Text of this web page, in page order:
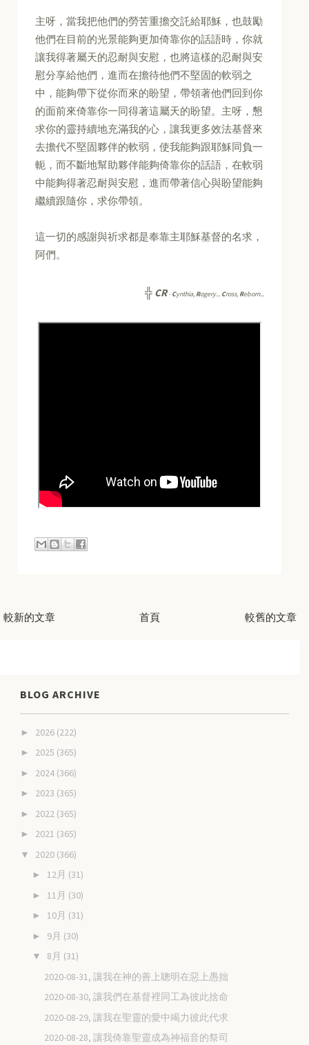
主呀，當我把他們的勞苦重擔交託給耶穌，也鼓勵
他們在目前的光景能夠更加倚靠你的話語時，你就
讓我得著屬天的忍耐與安慰，也將這樣的忍耐與安
慰分享給他們，進而在擔待他們不堅固的軟弱之
中，能夠帶下從你而來的盼望，帶領著他們回到你
的面前來倚靠你一同得著這屬天的盼望。主呀，懇
求你的靈持續地充滿我的心，讓我更多效法基督來
去擔代不堅固夥伴的軟弱，使我能夠跟耶穌同負一
軛，而不斷地幫助夥伴能夠倚靠你的話語，在軟弱
中能夠得著忍耐與安慰，進而帶著信心與盼望能夠
繼續跟隨你，求你帶領。
這一切的感謝與祈求都是奉靠主耶穌基督的名求，
阿們。
╬ CR-Cynthia, Rogery... Cross, Reborn...
較新的文章 較舊的文章
首頁
BLOG ARCHIVE
► 2026 (222)
► 2025 (365)
► 2024 (366)
► 2023 (365)
► 2022 (365)
► 2021 (365)
▼ 2020 (366)
► 12月 (31)
► 11月 (30)
► 10月 (31)
► 9月 (30)
▼ 8月 (31)
2020-08-31, 讓我在神的善上聰明在惡上愚拙
2020-08-30, 讓我們在基督裡同工為彼此捨命
2020-08-29, 讓我在聖靈的愛中竭力彼此代求
2020-08-28, 讓我倚靠聖靈成為神福音的祭司